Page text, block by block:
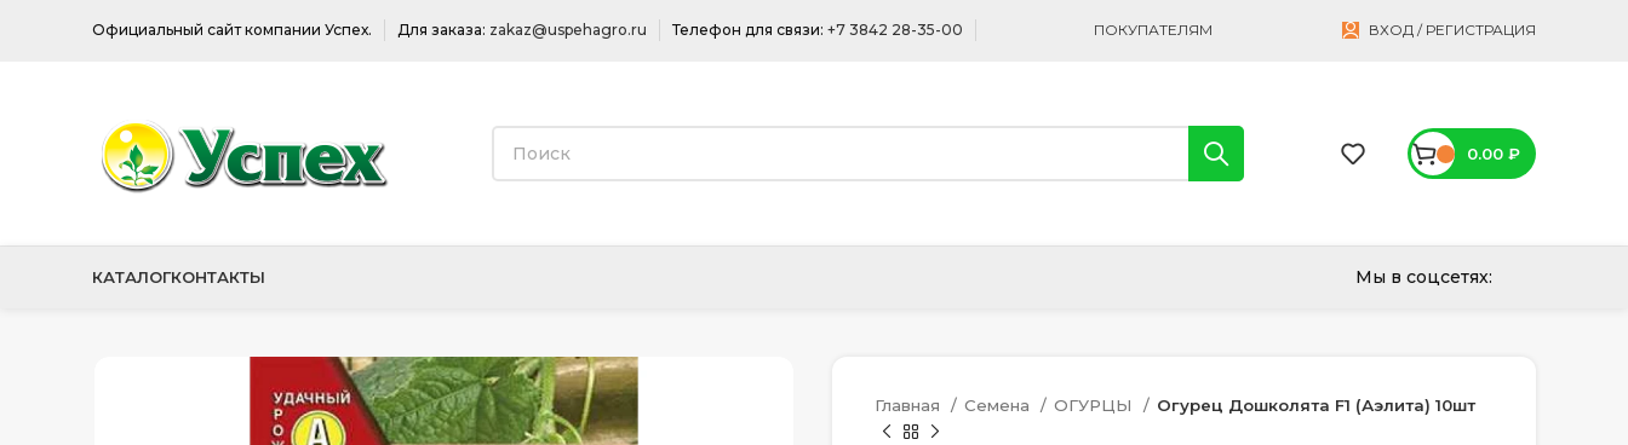
Официальный сайт компании Успех. Для заказа: zakaz@uspehagro.ru Телефон для связи: +7 3842 28-35-00 ПОКУПАТЕЛЯМ ВХОД / РЕГИСТРАЦИЯ
0.00 ₽
КАТАЛОГКОНТАКТЫ Мы в соцсетях:
Главная Семена ОГУРЦЫ Огурец Дошколята F1 (Аэлита) 10шт